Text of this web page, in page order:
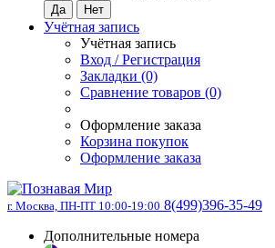
Учётная запись
Учётная запись
Вход / Регистрация
Закладки (0)
Сравнение товаров (0)
Оформление заказа
Корзина покупок
Оформление заказа
г. Москва, ПН-ПТ 10:00-19:00 8(499)396-35-49
Дополнительные номера